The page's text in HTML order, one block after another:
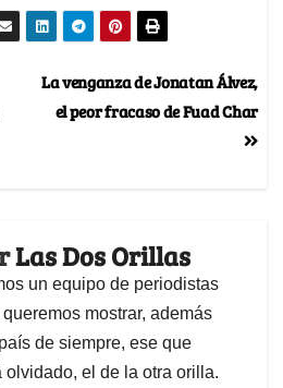
La venganza de Jonatan Álvez,
el peor fracaso de Fuad Char
Las Dos Orillas
un equipo de periodistas
mostrar, además
de siempre, ese que
olvidado, el de la otra orilla.